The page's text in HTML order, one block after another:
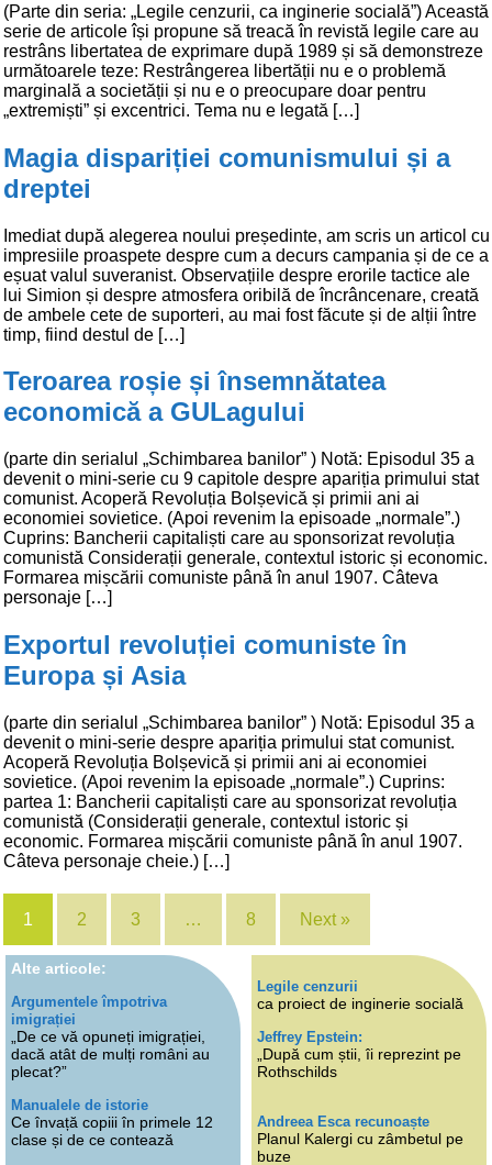
(Parte din seria: „Legile cenzurii, ca inginerie socială”) Această
serie de articole își propune să treacă în revistă legile care au
restrâns libertatea de exprimare după 1989 și să demonstreze
următoarele teze: Restrângerea libertății nu e o problemă
marginală a societății și nu e o preocupare doar pentru
„extremiști” și excentrici. Tema nu e legată […]
Magia dispariției comunismului și a
dreptei
Imediat după alegerea noului președinte, am scris un articol cu
impresiile proaspete despre cum a decurs campania și de ce a
eșuat valul suveranist. Observațiile despre erorile tactice ale
lui Simion și despre atmosfera oribilă de încrâncenare, creată
de ambele cete de suporteri, au mai fost făcute și de alții între
timp, fiind destul de […]
Teroarea roșie și însemnătatea
economică a GULagului
(parte din serialul „Schimbarea banilor” ) Notă: Episodul 35 a
devenit o mini-serie cu 9 capitole despre apariția primului stat
comunist. Acoperă Revoluția Bolșevică și primii ani ai
economiei sovietice. (Apoi revenim la episoade „normale”.)
Cuprins: Bancherii capitaliști care au sponsorizat revoluția
comunistă Considerații generale, contextul istoric și economic.
Formarea mișcării comuniste până în anul 1907. Câteva
personaje […]
Exportul revoluției comuniste în
Europa și Asia
(parte din serialul „Schimbarea banilor” ) Notă: Episodul 35 a
devenit o mini-serie despre apariția primului stat comunist.
Acoperă Revoluția Bolșevică și primii ani ai economiei
sovietice. (Apoi revenim la episoade „normale”.) Cuprins:
partea 1: Bancherii capitaliști care au sponsorizat revoluția
comunistă (Considerații generale, contextul istoric și
economic. Formarea mișcării comuniste până în anul 1907.
Câteva personaje cheie.) […]
1 2 3 … 8 Next »
Alte articole:
Argumentele împotriva
imigrației
„De ce vă opuneți imigrației,
dacă atât de mulți români au
plecat?”
Manualele de istorie
Ce învață copiii în primele 12
clase și de ce contează
Legile cenzurii
ca proiect de inginerie socială
Jeffrey Epstein:
„După cum știi, îi reprezint pe
Rothschilds
Andreea Esca recunoaște
Planul Kalergi cu zâmbetul pe
buze